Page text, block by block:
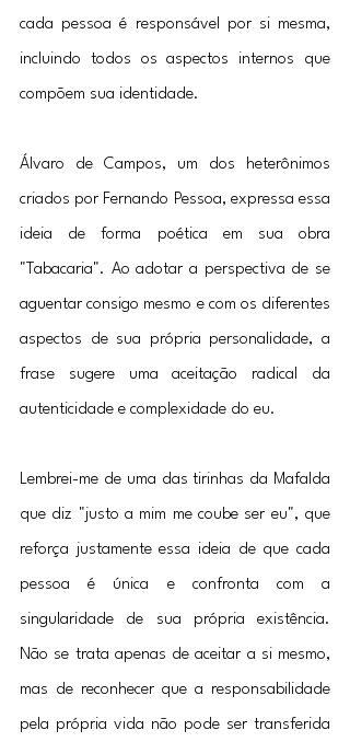
cada pessoa é responsável por si mesma,
incluindo todos os aspectos internos que
compõem sua identidade.
Álvaro de Campos, um dos heterônimos
criados por Fernando Pessoa, expressa essa
ideia de forma poética em sua obra
"Tabacaria". Ao adotar a perspectiva de se
aguentar consigo mesmo e com os diferentes
aspectos de sua própria personalidade, a
frase sugere uma aceitação radical da
autenticidade e complexidade do eu.
Lembrei-me de uma das tirinhas da Mafalda
que diz "justo a mim me coube ser eu", que
reforça justamente essa ideia de que cada
pessoa é única e confronta com a
singularidade de sua própria existência.
Não se trata apenas de aceitar a si mesmo,
mas de reconhecer que a responsabilidade
pela própria vida não pode ser transferida